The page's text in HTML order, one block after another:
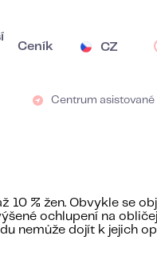
Ceník CZ
Centrum asistované
% žen. Obvykle se
ochlupení na
nemůže dojít k jejich